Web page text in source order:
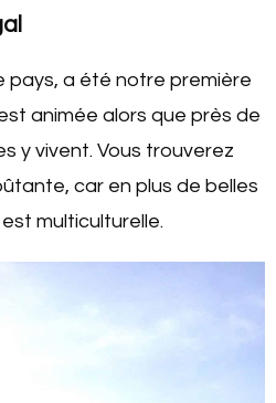
pays, a été notre première
animée alors que près de
y vivent. Vous trouverez
car en plus de belles
multiculturelle.